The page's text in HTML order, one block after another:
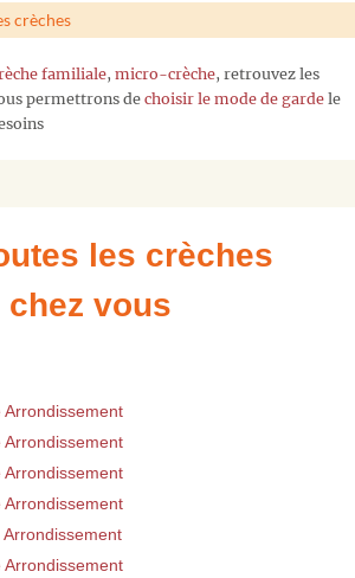
crèches
familiale, micro-crèche, retrouvez les
permettrons de choisir le mode de garde le
les crèches
vous